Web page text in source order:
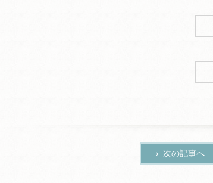
次の記事へ